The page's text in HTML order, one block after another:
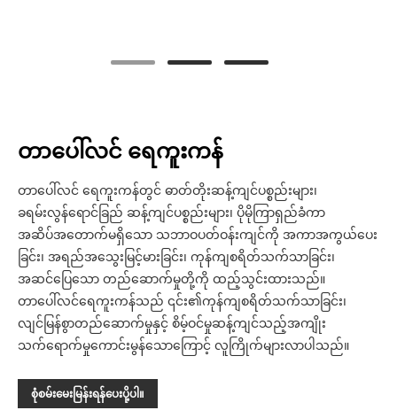
တာပေါ်လင် ရေကူးကန်
တာပေါ်လင် ရေကူးကန်တွင် ဓာတ်တိုးဆန့်ကျင်ပစ္စည်းများ၊
ခရမ်းလွန်ရောင်ခြည် ဆန့်ကျင်ပစ္စည်းများ၊ ပိုမိုကြာရှည်ခံကာ
အဆိပ်အတောက်မရှိသော သဘာဝပတ်ဝန်းကျင်ကို အကာအကွယ်ပေး
ခြင်း၊ အရည်အသွေးမြင့်မားခြင်း၊ ကုန်ကျစရိတ်သက်သာခြင်း၊
အဆင်ပြေသော တည်ဆောက်မှုတို့ကို ထည့်သွင်းထားသည်။
တာပေါ်လင်ရေကူးကန်သည် ၎င်း၏ကုန်ကျစရိတ်သက်သာခြင်း၊
လျင်မြန်စွာတည်ဆောက်မှုနှင့် စိမ့်ဝင်မှုဆန့်ကျင်သည့်အကျိုး
သက်ရောက်မှုကောင်းမွန်သောကြောင့် လူကြိုက်များလာပါသည်။
စုံစမ်းမေးမြန်းရန်ပေးပို့ပါ။